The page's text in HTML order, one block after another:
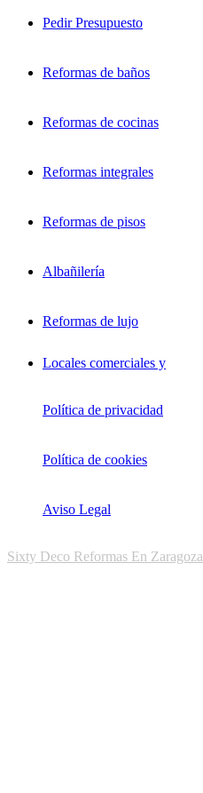
Pedir Presupuesto
Reformas de baños
Reformas de cocinas
Reformas integrales
Reformas de pisos
Albañilería
Reformas de lujo
Locales comerciales y
Política de privacidad
Política de cookies
Aviso Legal
Sixty Deco Reformas En Zaragoza